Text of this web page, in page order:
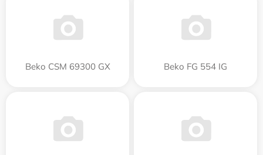
Beko CSM 69300 GX Beko FG 554 IG